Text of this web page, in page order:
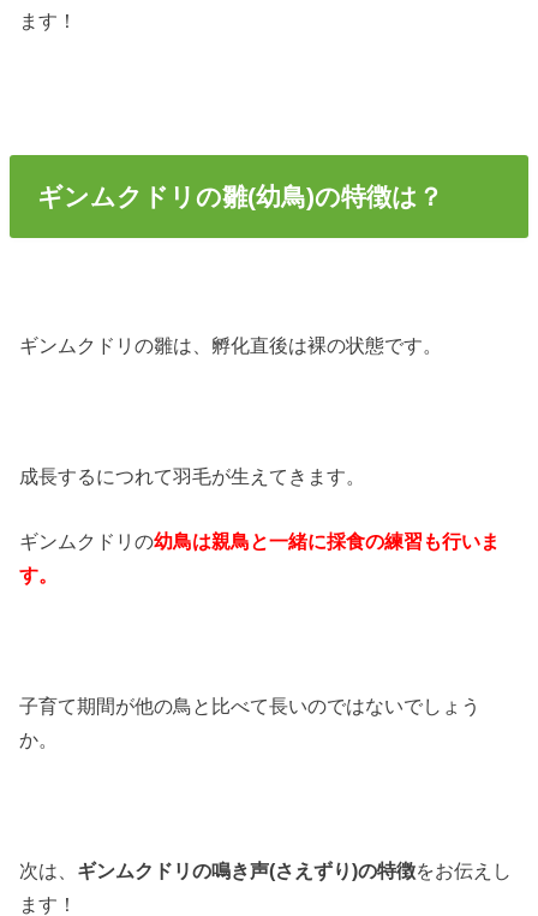
ます！
ギンムクドリの雛(幼鳥)の特徴は？
ギンムクドリの雛は、孵化直後は裸の状態です。
成長するにつれて羽毛が生えてきます。
ギンムクドリの幼鳥は親鳥と一緒に採食の練習も行いま
す。
子育て期間が他の鳥と比べて長いのではないでしょう
か。
次は、 ギンムクドリの鳴き声(さえずり)の特徴をお伝えし
ます！